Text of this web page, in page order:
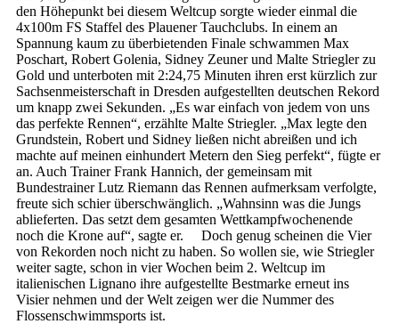
den Höhepunkt bei diesem Weltcup sorgte wieder einmal die
4x100m FS Staffel des Plauener Tauchclubs. In einem an
Spannung kaum zu überbietenden Finale schwammen Max
Poschart, Robert Golenia, Sidney Zeuner und Malte Striegler zu
Gold und unterboten mit 2:24,75 Minuten ihren erst kürzlich zur
Sachsenmeisterschaft in Dresden aufgestellten deutschen Rekord
um knapp zwei Sekunden. „Es war einfach von jedem von uns
das perfekte Rennen“, erzählte Malte Striegler. „Max legte den
Grundstein, Robert und Sidney ließen nicht abreißen und ich
machte auf meinen einhundert Metern den Sieg perfekt“, fügte er
an. Auch Trainer Frank Hannich, der gemeinsam mit
Bundestrainer Lutz Riemann das Rennen aufmerksam verfolgte,
freute sich schier überschwänglich. „Wahnsinn was die Jungs
ablieferten. Das setzt dem gesamten Wettkampfwochenende
noch die Krone auf“, sagte er. Doch genug scheinen die Vier
von Rekorden noch nicht zu haben. So wollen sie, wie Striegler
weiter sagte, schon in vier Wochen beim 2. Weltcup im
italienischen Lignano ihre aufgestellte Bestmarke erneut ins
Visier nehmen und der Welt zeigen wer die Nummer des
Flossenschwimmsports ist.